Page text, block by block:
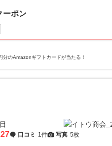
ーポン
のAmazonギフトカードが当たる！
口コミ 1件 写真 5枚